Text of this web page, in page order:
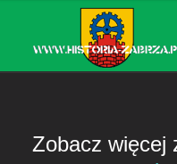
Zobacz więcej